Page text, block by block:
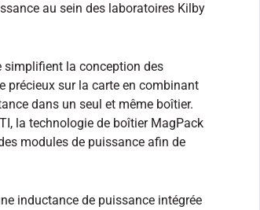
au sein des laboratoires Kilby
simplifient la conception des
précieux sur la carte en combinant
dans un seul et même boîtier.
la technologie de boîtier MagPack
modules de puissance afin de
inductance de puissance intégrée